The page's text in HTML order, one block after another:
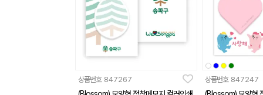
상품번호 847267 상품번호 847247